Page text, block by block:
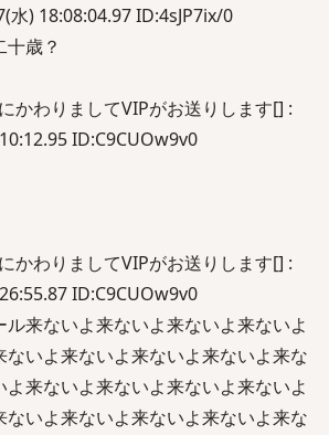
) 18:08:04.97 ID:4sJP7ix/0
歳？
かわりましてVIPがお送りします[] :
ID:C9CUOw9v0
かわりましてVIPがお送りします[] :
ID:C9CUOw9v0
来ないよ来ないよ来ないよ来ないよ
いよ来ないよ来ないよ来ないよ来な
来ないよ来ないよ来ないよ来ないよ
いよ来ないよ来ないよ来ないよ来な